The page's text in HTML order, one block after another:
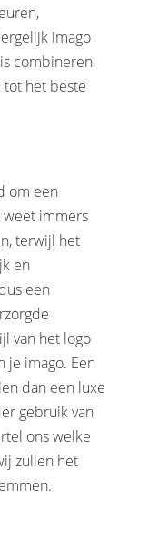
imago
combineren
het beste
om een
immers
terwijl het
en
een
van het logo
je imago. Een
dan een luxe
gebruik van
ons welke
zullen het